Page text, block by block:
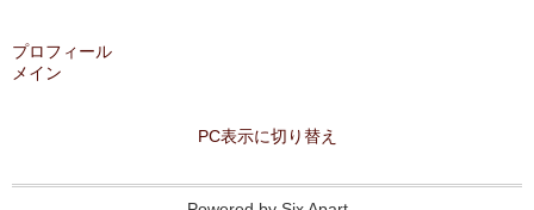
プロフィール
メイン
PC表示に切り替え